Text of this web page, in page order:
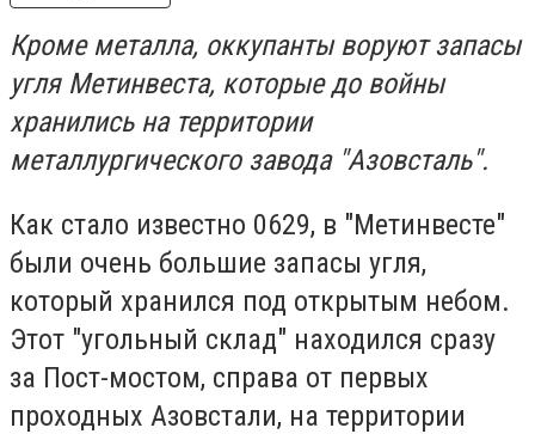
Кроме металла, оккупанты воруют запасы
угля Метинвеста, которые до войны
хранились на территории
металлургического завода "Азовсталь".
Как стало известно 0629, в "Метинвесте"
были очень большие запасы угля,
который хранился под открытым небом.
Этот "угольный склад" находился сразу
за Пост-мостом, справа от первых
проходных Азовстали, на территории